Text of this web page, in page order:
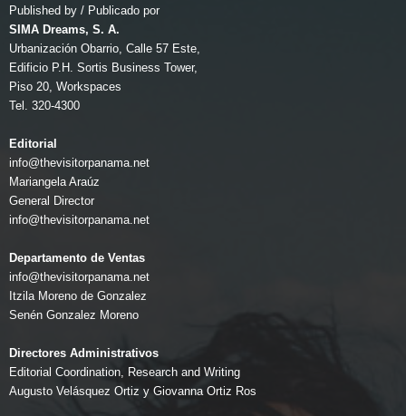
Published by / Publicado por
SIMA Dreams, S. A.
Urbanización Obarrio, Calle 57 Este,
Edificio P.H. Sortis Business Tower,
Piso 20, Workspaces
Tel. 320-4300
Editorial
info@thevisitorpanama.net
Mariangela Araúz
General Director
info@thevisitorpanama.net
Departamento de Ventas
info@thevisitorpanama.net
Itzila Moreno de Gonzalez
Senén Gonzalez Moreno
Directores Administrativos
Editorial Coordination, Research and Writing
Augusto Velásquez Ortiz y Giovanna Ortiz Ros